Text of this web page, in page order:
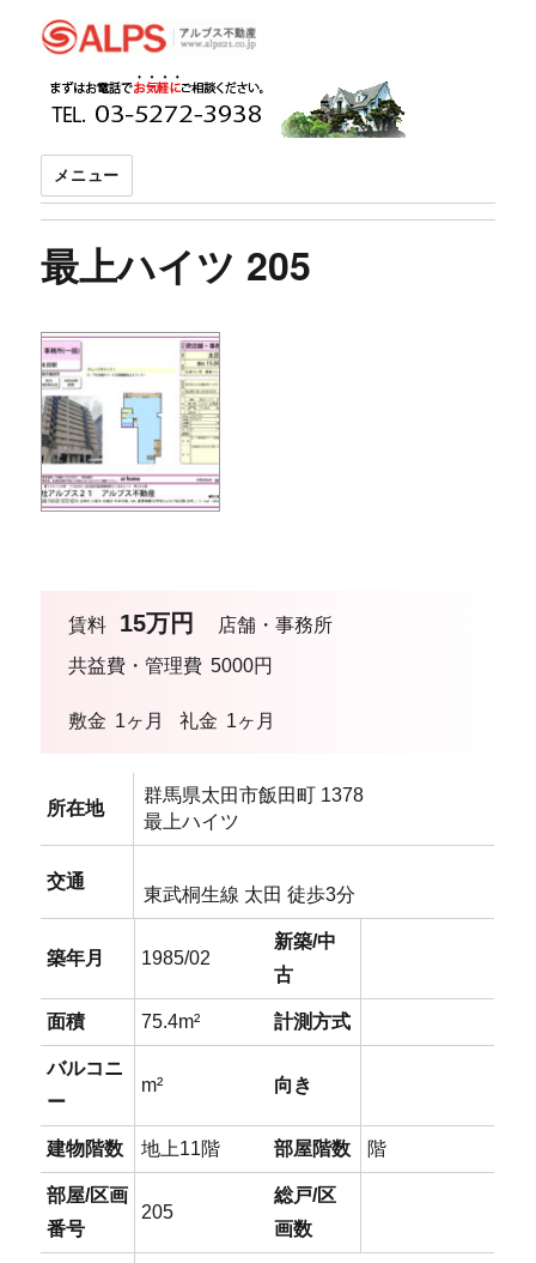
アルプス不動産
メニュー
最上ハイツ 205
賃料 15万円
店舗・事務所
共益費・管理費 5000円
敷金 1ヶ月 礼金 1ヶ月
所在地
群⾺県太⽥市飯⽥町 1378
最上ハイツ
交通
東武桐⽣線 太⽥ 徒歩3分
築年月 1985/02
新築/中
古
面積 75.4m² 計測方式
バルコニ
ー
m² 向き
建物階数 地上11階 部屋階数 階
部屋/区画
番号
205
総戸/区
画数